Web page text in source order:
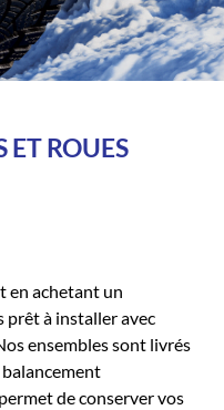
ET ROUES
en achetant un
prêt à installer avec
ensembles sont livrés
de conserver vos